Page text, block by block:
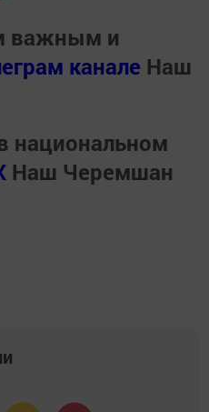
важным и
канале Наш
национальном
Наш Черемшан